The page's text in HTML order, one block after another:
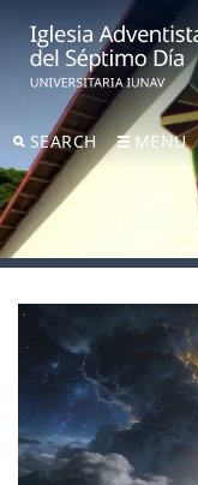
SEARCH MENU